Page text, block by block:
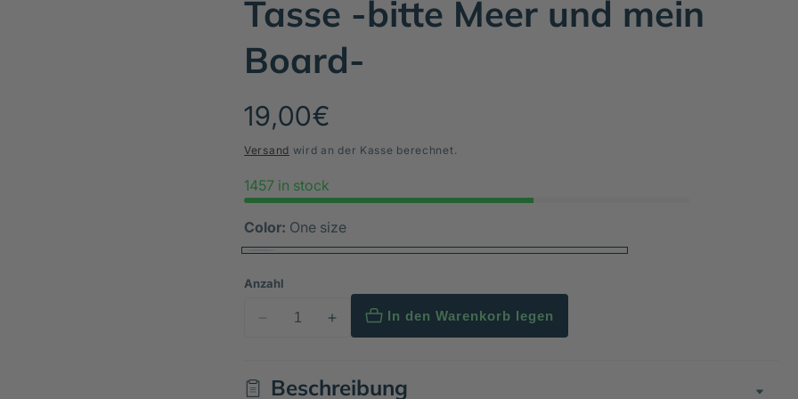
Tasse -bitte Meer und mein
Board-
Normaler
Preis
19,00€
Versand wird an der Kasse berechnet.
1457 in stock
Color: One size
Anzahl
Verringere
Erhöhe
für
In den Warenkorb legen
Beschreibung